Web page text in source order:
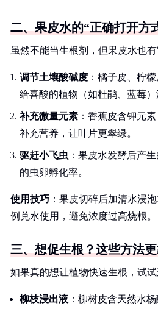
二、果皮水的“正确打开方
虽然不能当生根剂，但果皮水也有
调节土壤酸碱度 ：橘子皮、柠
给喜酸的植物（如杜鹃、蓝莓）
补充微量元素 ：香蕉皮含钾元
补充营养，让叶片更翠绿。
驱赶小飞虫 ：果皮水发酵后产
的虫卵孵化率。
使用技巧 ：果皮切碎后加清水浸
例兑水使用，避免浓度过高烧根。
三、想促生根？这些方法
如果真的想让植物快速生根，试试
柳枝浸出液 ：柳树皮含天然水